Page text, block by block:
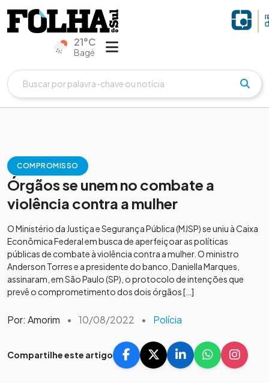
21°C
Bagé
COMPROMISSO
Órgãos se unem no combate a
violência contra a mulher
O Ministério da Justiça e Segurança Pública (MJSP) se uniu à Caixa
Econômica Federal em busca de aperfeiçoar as políticas
públicas de combate à violência contra a mulher. O ministro
Anderson Torres e a presidente do banco, Daniella Marques,
assinaram, em São Paulo (SP), o protocolo de intenções que
prevê o comprometimento dos dois órgãos […]
Por: Amorim • 10/08/2022 • Polícia
Compartilhe este artigo